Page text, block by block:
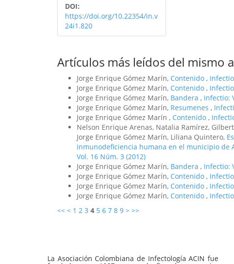
DOI:
https://doi.org/10.22354/in.v
24i1.820
Artículos más leídos del mismo
Jorge Enrique Gómez Marín, Contenido ,
Jorge Enrique Gómez Marín, Contenido ,
Jorge Enrique Gómez Marín, Bandera , Infectio:
Jorge Enrique Gómez Marín, Resumenes ,
Jorge Enrique Gómez Marín , Contenido ,
Nelson Enrique Arenas, Natalia Ramírez,
Jorge Enrique Gómez Marín, Liliana Quintero,
inmunodeficiencia humana en el municipio de
Vol. 16 Núm. 3 (2012)
Jorge Enrique Gómez Marín, Bandera , Infectio:
Jorge Enrique Gómez Marín, Contenido ,
Jorge Enrique Gómez Marín, Contenido ,
Jorge Enrique Gómez Marín, Contenido ,
<< < 1 2 3 4 5 6 7 8 9 > >>
La Asociación Colombiana de Infectología ACIN fue